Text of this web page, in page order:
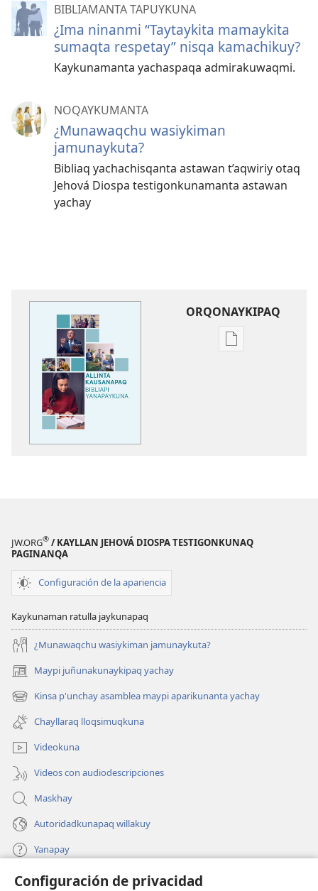
Configuración de privacidad
BIBLIAMANTA TAPUYKUNA
¿Ima ninanmi “Taytaykita mamaykita
sumaqta respetay” nisqa kamachikuy?
Kaykunamanta yachaspaqa admirakuwaqmi.
NOQAYKUMANTA
¿Munawaqchu wasiykiman
jamunaykuta?
Bibliaq yachachisqanta astawan t’aqwiriy otaq
Jehová Diospa testigonkunamanta astawan
yachay
ORQONAYKIPAQ
Kaypi
JW.ORG® / KAYLLAN JEHOVÁ DIOSPA TESTIGONKUNAQ
PAGINANQA
Configuración de la apariencia
Kaykunaman ratulla jaykunapaq
¿Munawaqchu wasiykiman jamunaykuta?
Maypi juñunakunaykipaq yachay
(abre
una
nueva
ventana)
Kinsa p'unchay asamblea maypi aparikunanta yachay
(abre
una
nueva
ventana)
Chayllaraq lloqsimuqkuna
Videokuna
Videos con audiodescripciones
Maskhay
Autoridadkunapaq willakuy
Yanapay
Donacionta churanapaq